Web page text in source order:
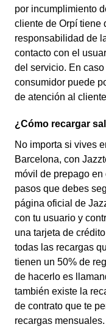
por incumplimiento
cliente de Orpí tiene
responsabilidad de
contacto con el
del servicio. En caso
consumidor puede
de atención al
¿Cómo recargar
No importa si vives
Barcelona, con
móvil de prepago
pasos que debes
página oficial de
con tu usuario y
una tarjeta de
todas las recargas
tienen un 50% de
de hacerlo es
también existe la
de contrato que te
recargas mensuales.